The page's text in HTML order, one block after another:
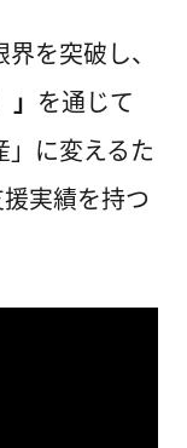
を突破し、
を通じて
」に変えるた
実績を持つ